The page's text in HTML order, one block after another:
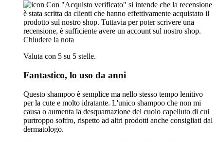
Con "Acquisto verificato" si intende che la recensione
è stata scritta da clienti che hanno effettivamente acquistato il
prodotto sul nostro shop. Tuttavia per poter scrivere una
recensione, è sufficiente avere un account sul nostro shop.
Chiudere la nota
Valuta con 5 su 5 stelle.
Fantastico, lo uso da anni
Questo shampoo è semplice ma nello stesso tempo lenitivo
per la cute e molto idratante. L'unico shampoo che non mi
causa o aumenta la desquamazione del cuoio capelluto di cui
purtroppo soffro, rispetto ad altri prodotti anche consigliati dal
dermatologo.